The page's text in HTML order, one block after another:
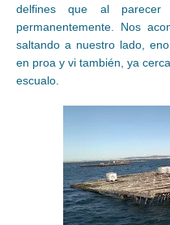
delfines que al
permanentemente. Nos
saltando a nuestro lado,
en proa y vi también, ya
escualo.